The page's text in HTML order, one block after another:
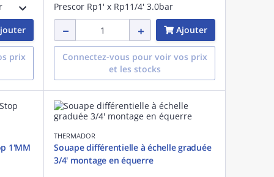
prix
Prescor Rp1' x Rp11/4' 3.0bar
Ajouter
Connectez-vous pour voir vos prix
et les stocks
1'MM
THERMADOR
Souape différentielle à échelle graduée
3/4' montage en équerre